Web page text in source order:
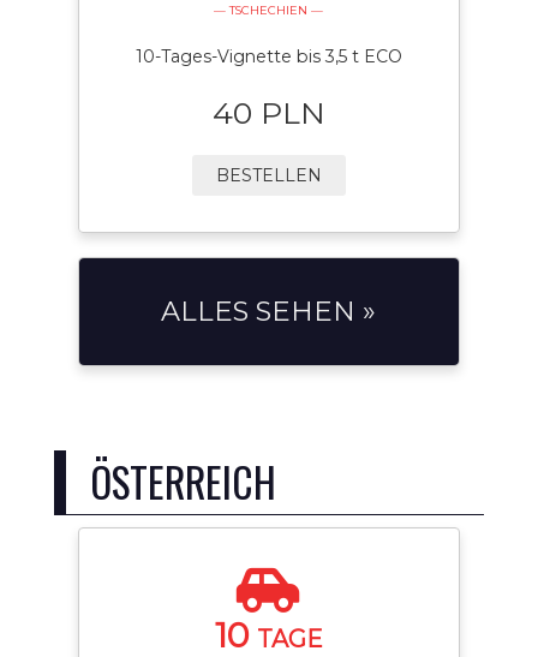
— TSCHECHIEN —
10-Tages-Vignette bis 3,5 t ECO
40 PLN
BESTELLEN
ALLES SEHEN »
ÖSTERREICH
10 TAGE